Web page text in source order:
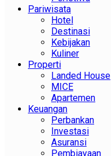
Pariwisata
Hotel
Destinasi
Kebijakan
Kuliner
Properti
Landed House
MICE
Apartemen
Keuangan
Perbankan
Investasi
Asuransi
Pembiayaan